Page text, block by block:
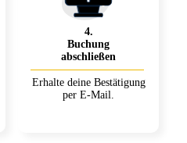
4.
Buchung
abschließen
Erhalte deine Bestätigung
per E-Mail.